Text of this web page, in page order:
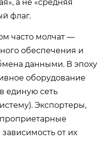
а не «средняя
флаг.
часто молчат —
обеспечения и
данными. В эпоху
оборудование
единую сеть
Экспортеры,
от их